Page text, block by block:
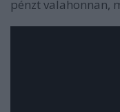
pénzt valahonnan,